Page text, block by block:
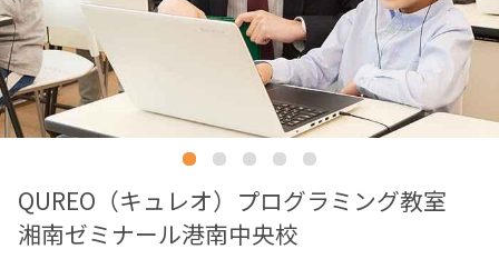
QUREO（キュレオ）プログラミング教室
湘南ゼミナール港南中央校